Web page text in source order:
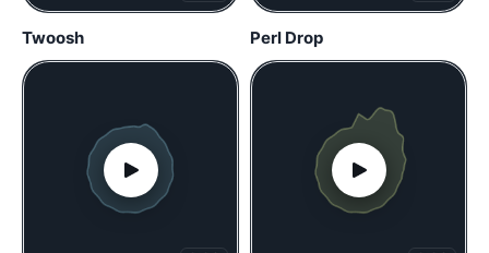
Twoosh Perl Drop